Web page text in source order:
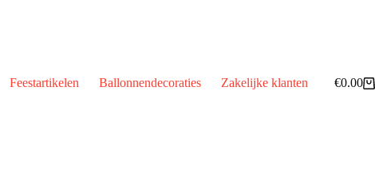
Feestartikelen Ballonnendecoraties Zakelijke klanten €0.00